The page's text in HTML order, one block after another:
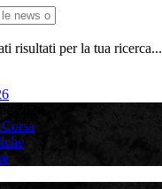
risultati per la tua ricerca...